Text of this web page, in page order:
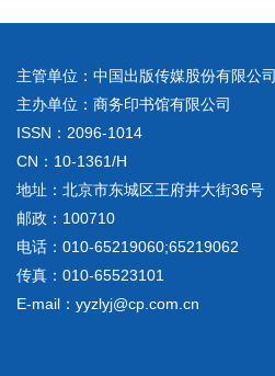
主管单位：中国出版传媒股份有限公司
主办单位：商务印书馆有限公司
ISSN：2096-1014
CN：10-1361/H
地址：北京市东城区王府井大街36号
邮政：100710
电话：010-65219060;65219062
传真：010-65523101
E-mail：yyzlyj@cp.com.cn